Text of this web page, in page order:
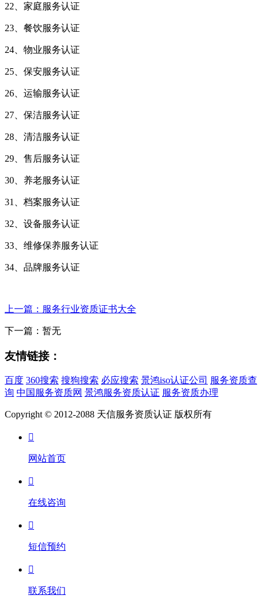
22、家庭服务认证
23、餐饮服务认证
24、物业服务认证
25、保安服务认证
26、运输服务认证
27、保洁服务认证
28、清洁服务认证
29、售后服务认证
30、养老服务认证
31、档案服务认证
32、设备服务认证
33、维修保养服务认证
34、品牌服务认证
上一篇：服务行业资质证书大全
下一篇：暂无
友情链接：
百度 360搜索 搜狗搜索 必应搜索 景鸿iso认证公司 服务资质查
询 中国服务资质网 景鸿服务资质认证 服务资质办理
Copyright © 2012-2088 天信服务资质认证 版权所有

网站首页

在线咨询

短信预约

联系我们